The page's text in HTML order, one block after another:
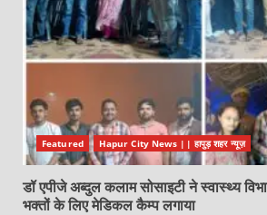
Featured Hapur City News || हापुड़ शहर न्यूज़
डॉ एपीजे अब्दुल कलाम सोसाइटी ने स्वास्थ्य
भक्तों के लिए मेडिकल कैम्प लगाया